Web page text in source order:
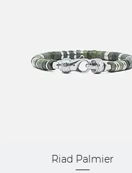
Aperçu rapide
Riad Palmier